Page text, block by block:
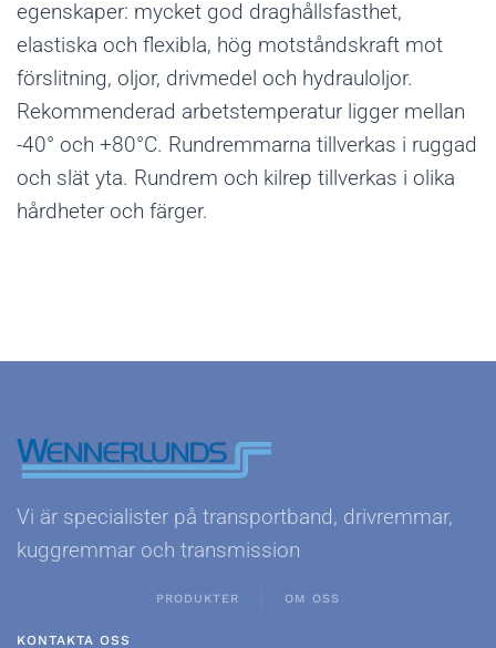
egenskaper: mycket god draghållsfasthet,
elastiska och flexibla, hög motståndskraft mot
förslitning, oljor, drivmedel och hydrauloljor.
Rekommenderad arbetstemperatur ligger mellan
-40° och +80°C. Rundremmarna tillverkas i ruggad
och slät yta. Rundrem och kilrep tillverkas i olika
hårdheter och färger.
Vi är specialister på transportband, drivremmar,
kuggremmar och transmission
PRODUKTER OM OSS
KONTAKTA OSS